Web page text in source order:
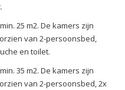
25 m2. De kamers zijn
van 2-persoonsbed,
en toilet.
35 m2. De kamers zijn
van 2-persoonsbed, 2x